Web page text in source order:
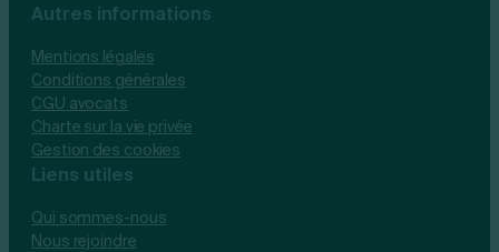
Autres informations
Mentions légales
Conditions générales
CGU avocats
Charte sur la vie privée
Gestion des cookies
Liens utiles
Qui sommes-nous
Nous rejoindre